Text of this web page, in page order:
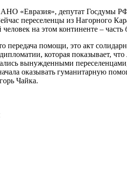
АНО «Евразия», депутат Госдумы
переселенцы из Нагорного
на этом континенте – часть
передача помощи, это акт
которая показывает,
вынужденными
оказывать гуманитарную
Чайка.